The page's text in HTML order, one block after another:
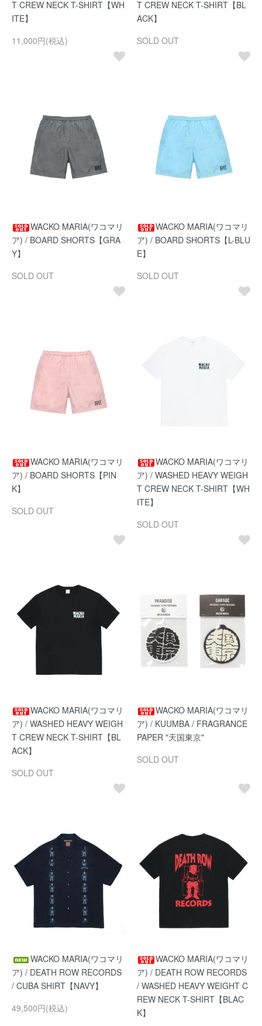
T CREW NECK T-SHIRT【WH
ITE】
11,000円(税込)
T CREW NECK T-SHIRT【BL
ACK】
SOLD OUT
WACKO MARIA(ワコマリ
ア) / BOARD SHORTS【GRA
Y】
SOLD OUT
WACKO MARIA(ワコマリ
ア) / BOARD SHORTS【L-BLU
E】
SOLD OUT
WACKO MARIA(ワコマリ
ア) / BOARD SHORTS【PIN
K】
SOLD OUT
WACKO MARIA(ワコマリ
ア) / WASHED HEAVY WEIGH
T CREW NECK T-SHIRT【WH
ITE】
SOLD OUT
WACKO MARIA(ワコマリ
ア) / WASHED HEAVY WEIGH
T CREW NECK T-SHIRT【BL
ACK】
SOLD OUT
WACKO MARIA(ワコマリ
ア) / KUUMBA / FRAGRANCE
PAPER "天国東京"
SOLD OUT
WACKO MARIA(ワコマリ
ア) / DEATH ROW RECORDS
/ CUBA SHIRT【NAVY】
49,500円(税込)
WACKO MARIA(ワコマリ
ア) / DEATH ROW RECORDS
/ WASHED HEAVY WEIGHT C
REW NECK T-SHIRT【BLAC
K】